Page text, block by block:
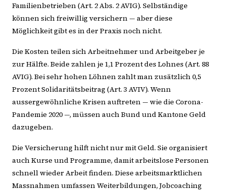
Familienbetrieben (Art. 2 Abs. 2 AVIG). Selbständige
können sich freiwillig versichern — aber diese
Möglichkeit gibt es in der Praxis noch nicht.
Die Kosten teilen sich Arbeitnehmer und Arbeitgeber je
zur Hälfte. Beide zahlen je 1,1 Prozent des Lohnes (Art. 88
AVIG). Bei sehr hohen Löhnen zahlt man zusätzlich 0,5
Prozent Solidaritätsbeitrag (Art. 3 AVIV). Wenn
aussergewöhnliche Krisen auftreten — wie die Corona-
Pandemie 2020 —, müssen auch Bund und Kantone Geld
dazugeben.
Die Versicherung hilft nicht nur mit Geld. Sie organisiert
auch Kurse und Programme, damit arbeitslose Personen
schnell wieder Arbeit finden. Diese arbeitsmarktlichen
Massnahmen umfassen Weiterbildungen, Jobcoaching